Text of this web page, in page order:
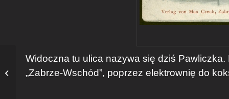
Widoczna tu ulica nazywa się dziś
„Zabrze-Wschód”, poprzez elektrownię do
Tam gdzie później
stanął „Admirał”.